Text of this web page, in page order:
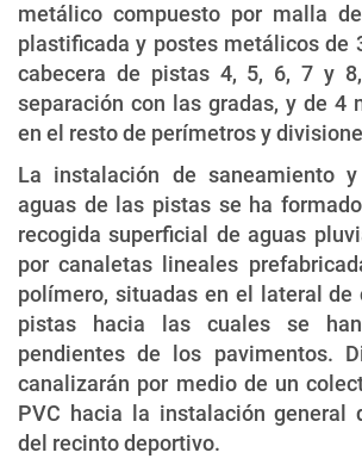
metálico compuesto por malla
plastificada y postes metálicos de
cabecera de pistas 4, 5, 6, 7 y
separación con las gradas, y de 4
en el resto de perímetros y
La instalación de saneamiento
aguas de las pistas se ha
recogida superficial de aguas
por canaletas lineales
polímero, situadas en el lateral de
pistas hacia las cuales se
pendientes de los pavimentos.
canalizarán por medio de un
PVC hacia la instalación general
del recinto deportivo.